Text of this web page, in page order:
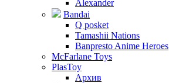
Alexander
Bandai
Q posket
Tamashii Nations
Banpresto Anime Heroes
McFarlane Toys
PlasToy
Архив